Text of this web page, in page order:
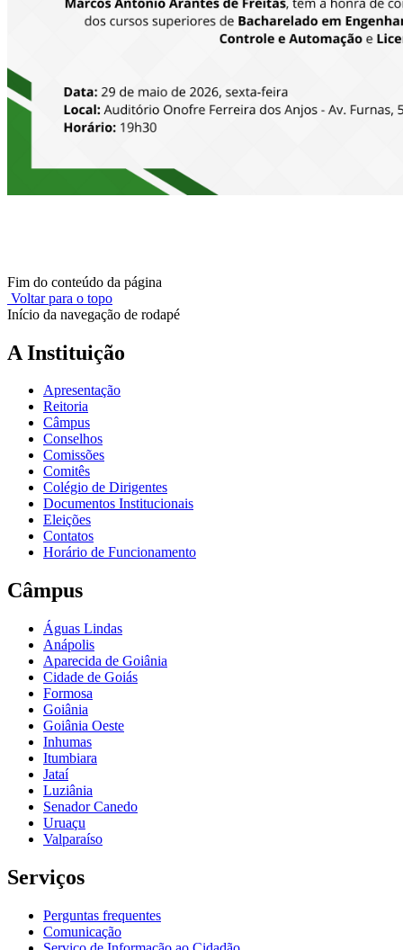
Fim do conteúdo da página
Voltar para o topo
Início da navegação de rodapé
A Instituição
Apresentação
Reitoria
Câmpus
Conselhos
Comissões
Comitês
Colégio de Dirigentes
Documentos Institucionais
Eleições
Contatos
Horário de Funcionamento
Câmpus
Águas Lindas
Anápolis
Aparecida de Goiânia
Cidade de Goiás
Formosa
Goiânia
Goiânia Oeste
Inhumas
Itumbiara
Jataí
Luziânia
Senador Canedo
Uruaçu
Valparaíso
Serviços
Perguntas frequentes
Comunicação